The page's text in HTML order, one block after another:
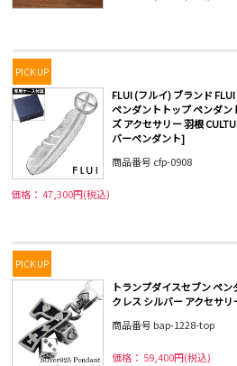
PICK UP
FLUI (フルイ) ブランド
ペンダントトップ ペンダ
ズ アクセサリー 羽根
バーペンダント]
商品番号 cfp-0908
価格： 47,300円(税込)
PICK UP
トランプダイスセブン ペ
クレス シルバー アクセサ
商品番号 bap-1228-top
価格： 59,400円(税込)